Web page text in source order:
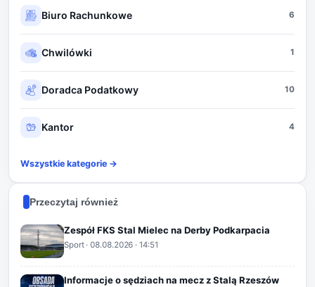
Biuro Rachunkowe 6
Chwilówki 1
Doradca Podatkowy 10
Kantor 4
Wszystkie kategorie →
Przeczytaj również
Zespół FKS Stal Mielec na Derby Podkarpacia
Sport·08.08.2026 · 14:51
Informacje o sędziach na mecz z Stalą Rzeszów